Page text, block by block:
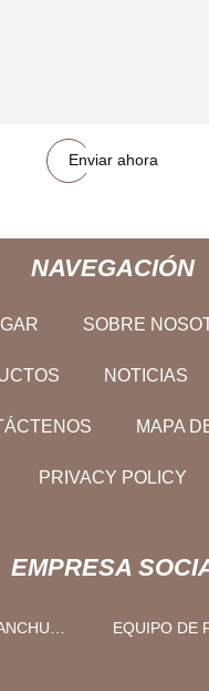
Enviar ahora
NAVEGACIÓN
SOBRE
NOTICIAS
MAPA
PRIVACY POLICY
EMPRESA
EQUIPO DE